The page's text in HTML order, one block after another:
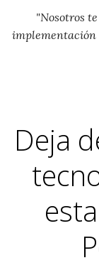
"Nosotros
implementación
Deja